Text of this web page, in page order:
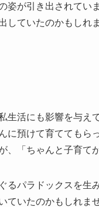
姿が引き出されてい
していたのかもしれ
生活にも影響を与え
に預けて育てても
「ちゃんと子育て
るパラドックスを生
ていたのかもしれま